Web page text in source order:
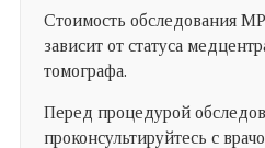
Стоимость обследования
зависит от статуса
томографа.
Перед процедурой
проконсультируйтесь с